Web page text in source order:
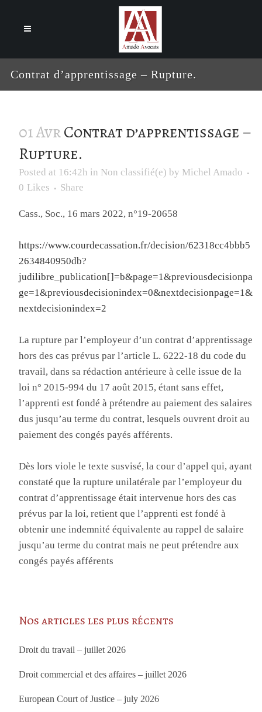
Contrat d’apprentissage – Rupture.
01 AvrContrat d’apprentissage –
Rupture.
Posted at 16:42h in Non classifié(e) by Michel Amado
0 Likes Share
Cass., Soc., 16 mars 2022, n°19-20658
https://www.courdecassation.fr/decision/62318cc4bbb5
2634840950db?
judilibre_publication[]=b&page=1&previousdecisionpa
ge=1&previousdecisionindex=0&nextdecisionpage=1&
nextdecisionindex=2
La rupture par l’employeur d’un contrat d’apprentissage
hors des cas prévus par l’article L. 6222-18 du code du
travail, dans sa rédaction antérieure à celle issue de la
loi n° 2015-994 du 17 août 2015, étant sans effet,
l’apprenti est fondé à prétendre au paiement des salaires
dus jusqu’au terme du contrat, lesquels ouvrent droit au
paiement des congés payés afférents.
Dès lors viole le texte susvisé, la cour d’appel qui, ayant
constaté que la rupture unilatérale par l’employeur du
contrat d’apprentissage était intervenue hors des cas
prévus par la loi, retient que l’apprenti est fondé à
obtenir une indemnité équivalente au rappel de salaire
jusqu’au terme du contrat mais ne peut prétendre aux
congés payés afférents
Nos articles les plus récents
Droit du travail – juillet 2026
Droit commercial et des affaires – juillet 2026
European Court of Justice – july 2026